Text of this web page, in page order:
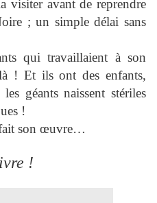
visiter avant de reprendre
; un simple délai sans
qui travaillaient à son
! Et ils ont des enfants,
géants naissent stériles
!
son œuvre…
!